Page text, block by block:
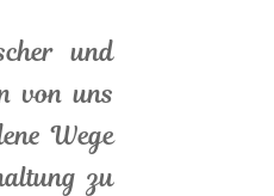
und
von uns
Wege
zu